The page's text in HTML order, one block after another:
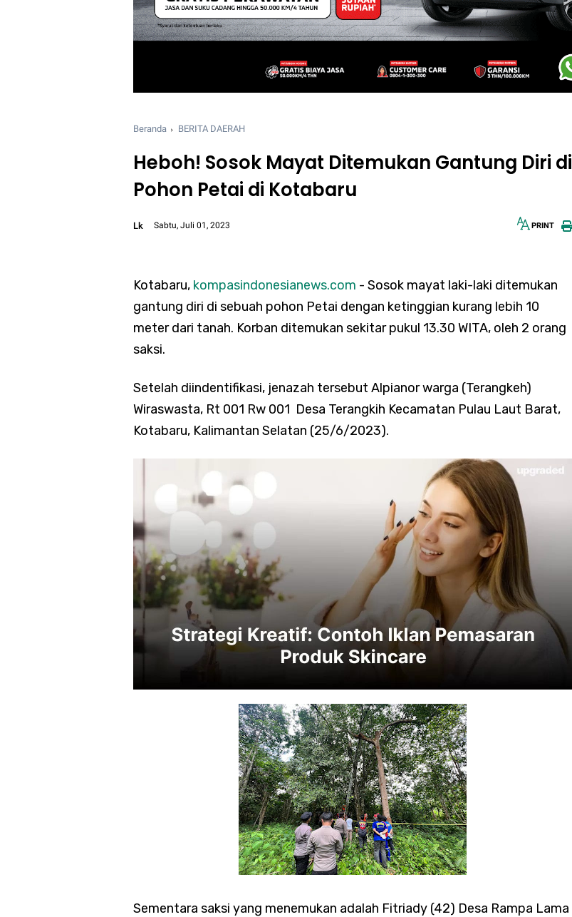
Beranda BERITA DAERAH
Heboh! Sosok Mayat Ditemukan Gantung Diri di
Pohon Petai di Kotabaru
Lk Sabtu, Juli 01, 2023 PRINT
Kotabaru, kompasindonesianews.com - Sosok mayat laki-laki ditemukan
gantung diri di sebuah pohon Petai dengan ketinggian kurang lebih 10
meter dari tanah. Korban ditemukan sekitar pukul 13.30 WITA, oleh 2 orang
saksi.
Setelah diindentifikasi, jenazah tersebut Alpianor warga (Terangkeh)
Wiraswasta, Rt 001 Rw 001 Desa Terangkih Kecamatan Pulau Laut Barat,
Kotabaru, Kalimantan Selatan (25/6/2023).
Sementara saksi yang menemukan adalah Fitriady (42) Desa Rampa Lama